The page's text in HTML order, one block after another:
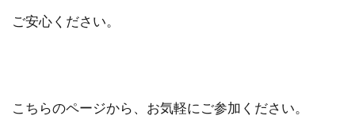
ご安心ください。
こちらのページから、お気軽にご参加ください。